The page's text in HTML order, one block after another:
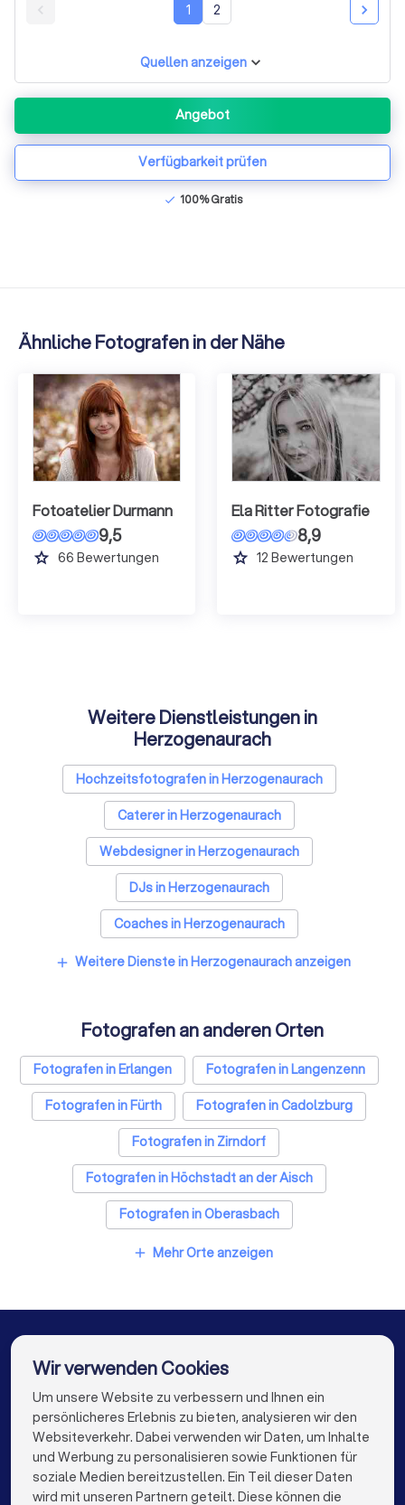
1
2
Quellen anzeigen
Angebot
Verfügbarkeit prüfen
check 100% Gratis
Ähnliche Fotografen in der Nähe
Fotoatelier Durmann
9,5
grade 66 Bewertungen
Ela Ritter Fotografie
8,9
grade 12 Bewertungen
Weitere Dienstleistungen in
Herzogenaurach
Hochzeitsfotografen in Herzogenaurach
Caterer in Herzogenaurach
Webdesigner in Herzogenaurach
DJs in Herzogenaurach
Coaches in Herzogenaurach
Videografen in Herzogenaurach
Paartherapeuten in Herzogenaurach
Sicherheitsdienste in Herzogenaurach
Freie Redner in Herzogenaurach
add Weitere Dienste in Herzogenaurach anzeigen
Fotografen an anderen Orten
Fotografen in Erlangen
Fotografen in Langenzenn
Fotografen in Fürth
Fotografen in Cadolzburg
Fotografen in Zirndorf
Fotografen in Höchstadt an der Aisch
Fotografen in Oberasbach
Fotografen in Nürnberg
Fotografen in Hamburg
Fotografen in Köln
Fotografen in Frankfurt am Main
Fotografen in Stuttgart
Fotografen in Düsseldorf
add Mehr Orte anzeigen
Die besten Unternehmen für Sie
info@trustlocal.de
Wir verwenden Cookies
Um unsere Website zu verbessern und Ihnen ein
persönlicheres Erlebnis zu bieten, analysieren wir den
Websiteverkehr. Dabei verwenden wir Daten, um Inhalte
und Werbung zu personalisieren sowie Funktionen für
soziale Medien bereitzustellen. Ein Teil dieser Daten
wird mit unseren Partnern geteilt. Diese können die